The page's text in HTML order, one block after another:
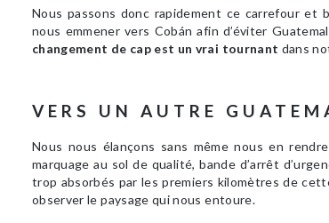
Nous passons donc rapidement ce carrefour
nous emmener vers Cobán afin d’éviter
changement de cap est un vrai tournant dans
VERS UN AUTRE
Nous nous élançons sans même nous en
marquage au sol de qualité, bande d’arrêt
trop absorbés par les premiers kilomètres de
observer le paysage qui nous entoure.